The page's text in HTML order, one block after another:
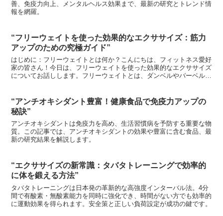
善、免疫力向上、メンタルヘルス効果まで、最新の研究とトレンド情
報を網羅。
“フリーウェイトを使った効果的なエクササイズ：筋力
アップのための究極ガイド”
はじめに：フリーウェイトとは何か？こんにちは、フィットネス愛好
家の皆さん！今日は、フリーウェイトを使った効果的なエクササイズ
についてお話しします。フリーウェイトとは、ダンベルやバーベルの
“アンチオキシダント豊富！健康食品で免疫力アップの
秘訣”
アンチオキシダントは免疫力を高め、生活習慣病を予防する重要な物
質。この記事では、アンチオキシダントの効果や豊富に含む食品、最
新の研究結果を解説します。
“エクササイズの新常識：タバタトレーニングで効率的
に体を鍛える方法”
タバタトレーニングは日本発の革新的な高強度インターバル法。4分
間で有酸素・無酸素能力を同時に強化でき、時間がない方でも効率的
に運動効果を得られます。安全策と正しい負荷設定が成功の鍵です。